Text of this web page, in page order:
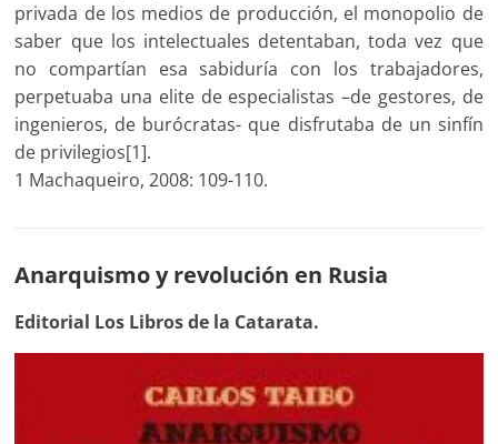
privada de los medios de producción, el monopolio de
saber que los intelectuales detentaban, toda vez que
no compartían esa sabiduría con los trabajadores,
perpetuaba una elite de especialistas –de gestores, de
ingenieros, de burócratas- que disfrutaba de un sinfín
de privilegios[1].
1 Machaqueiro, 2008: 109-110.
Anarquismo y revolución en Rusia
Editorial Los Libros de la Catarata.